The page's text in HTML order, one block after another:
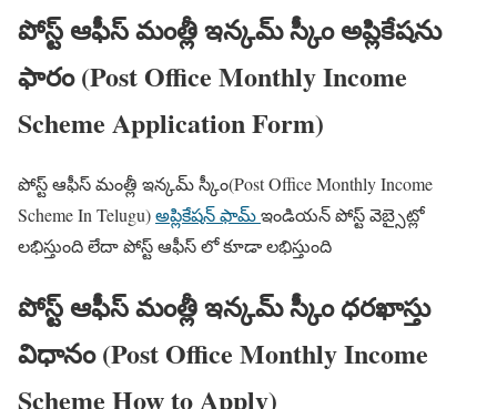
పోస్ట్ ఆఫీస్ మంత్లీ ఇన్కమ్ స్కీం అప్లికేషను
ఫారం (Post Office Monthly Income
Scheme Application Form)
పోస్ట్ ఆఫీస్ మంత్లీ ఇన్కమ్ స్కీం(Post Office Monthly Income
Scheme In Telugu)అప్లికేషన్ ఫామ్ఇండియన్ పోస్ట్ వెబ్సైట్లో
లభిస్తుంది లేదా పోస్ట్ ఆఫీస్ లో కూడా లభిస్తుంది
పోస్ట్ ఆఫీస్ మంత్లీ ఇన్కమ్ స్కీం ధరఖాస్తు
విధానం (Post Office Monthly Income
Scheme How to Apply)